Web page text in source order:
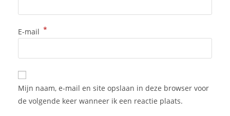
E-mail *
Mijn naam, e-mail en site opslaan in deze browser voor
de volgende keer wanneer ik een reactie plaats.